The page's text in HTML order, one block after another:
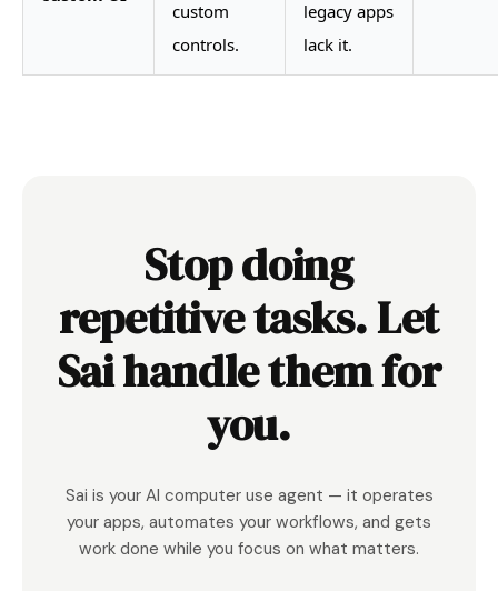
custom
controls.
legacy apps
lack it.
Stop doing
repetitive tasks. Let
Sai handle them for
you.
Sai is your AI computer use agent — it operates
your apps, automates your workflows, and gets
work done while you focus on what matters.